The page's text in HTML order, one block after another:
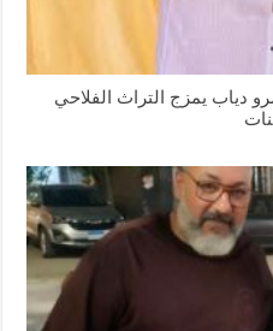
دياب يمزج التراث الفلاحي